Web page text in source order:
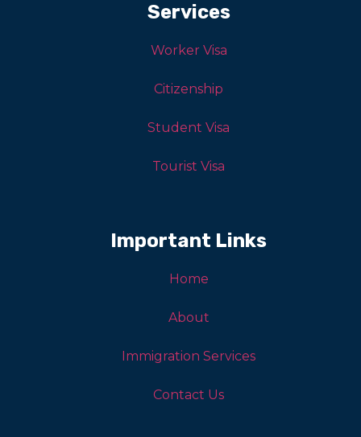
Services
Worker Visa
Citizenship
Student Visa
Tourist Visa
Important Links
Home
About
Immigration Services
Contact Us